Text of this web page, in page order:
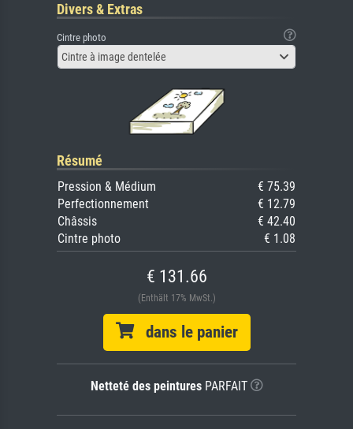
Divers & Extras
Cintre photo
Cintre à image dentelée
Résumé
Pression & Médium
€ 75.39
Perfectionnement
€ 12.79
Châssis
€ 42.40
Cintre photo
€ 1.08
€ 131.66
(Enthält 17% MwSt.)
dans le panier
Netteté des peinturesPARFAIT